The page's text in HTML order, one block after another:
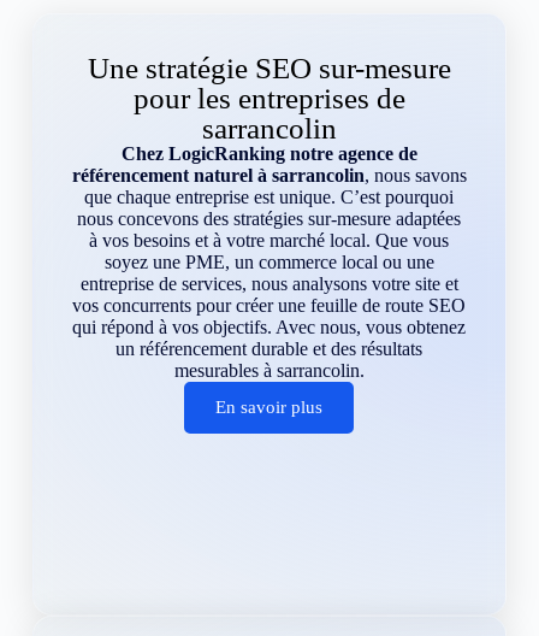
Une stratégie SEO sur-mesure
pour les entreprises de
sarrancolin
Chez LogicRanking notre agence de
référencement naturel à sarrancolin, nous savons
que chaque entreprise est unique. C’est pourquoi
nous concevons des stratégies sur-mesure adaptées
à vos besoins et à votre marché local. Que vous
soyez une PME, un commerce local ou une
entreprise de services, nous analysons votre site et
vos concurrents pour créer une feuille de route SEO
qui répond à vos objectifs. Avec nous, vous obtenez
un référencement durable et des résultats
mesurables à sarrancolin.
En savoir plus